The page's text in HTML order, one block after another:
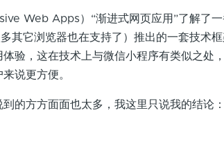
Web Apps）“渐进式网页应用”了解了一
其它浏览器也在支持了）推出的一套技术
验，这在技术上与微信小程序有类似之处
说更方便。
方方面面也太多，我这里只说我的结论：